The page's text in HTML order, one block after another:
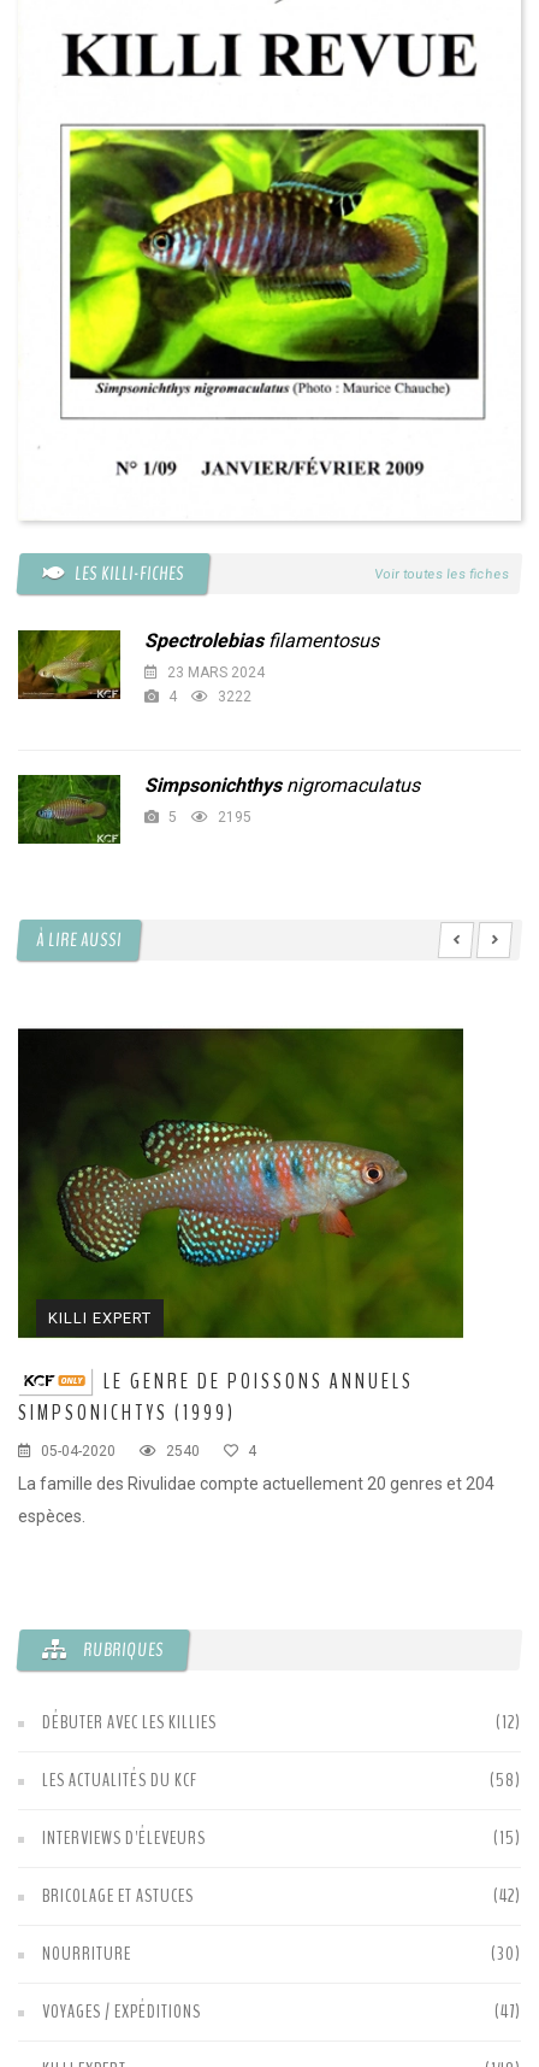
LES KILLI-FICHES Voir toutes les fiches
Spectrolebiasfilamentosus
23 MARS 2024
4
3222
Simpsonichthysnigromaculatus
5 2195
À LIRE AUSSI
KILLI EXPERT
LE GENRE DE POISSONS ANNUELS
SIMPSONICHTYS (1999)
05-04-2020 2540 4
La famille des Rivulidae compte actuellement 20 genres et 204
espèces.
RUBRIQUES
DÉBUTER AVEC LES KILLIES (12)
LES ACTUALITÉS DU KCF (58)
INTERVIEWS D'ÉLEVEURS (15)
BRICOLAGE ET ASTUCES (42)
NOURRITURE (30)
VOYAGES / EXPÉDITIONS (47)